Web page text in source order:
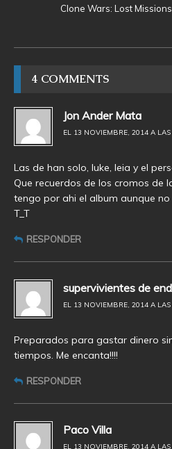
Clone Wars: Lost
4 COMMENTS
Jon Ander Mata
EL 13 NOVIEMBRE, 2014 A
Las de han solo, luke, leia y el
Que recuerdos de los cromos de
tengo por ahi el album aunque
T_T
RESPONDER
supervivientes de
EL 13 NOVIEMBRE, 2014 A
Preparados para gastar dinero
tiempos. Me encanta!!!!
RESPONDER
Paco Villa
EL 13 NOVIEMBRE, 2014 A